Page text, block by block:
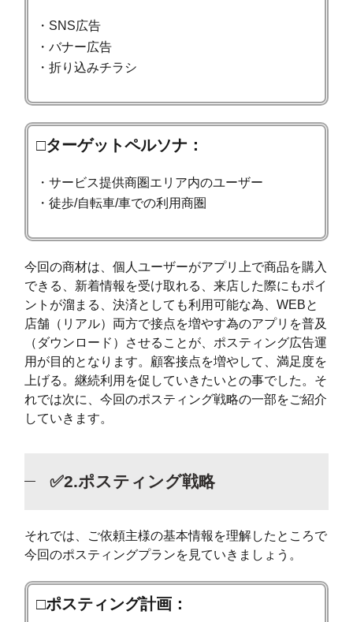
・SNS広告
・バナー広告
・折り込みチラシ
□ターゲットペルソナ：
・サービス提供商圏エリア内のユーザー
・徒歩/自転車/車での利用商圏
今回の商材は、個人ユーザーがアプリ上で商品を購入
できる、新着情報を受け取れる、来店した際にもポイ
ントが溜まる、決済としても利用可能な為、WEBと
店舗（リアル）両方で接点を増やす為のアプリを普及
（ダウンロード）させることが、ポスティング広告運
用が目的となります。顧客接点を増やして、満足度を
上げる。継続利用を促していきたいとの事でした。そ
れでは次に、今回のポスティング戦略の一部をご紹介
していきます。
✅2.ポスティング戦略
それでは、ご依頼主様の基本情報を理解したところで
今回のポスティングプランを見ていきましょう。
□ポスティング計画：